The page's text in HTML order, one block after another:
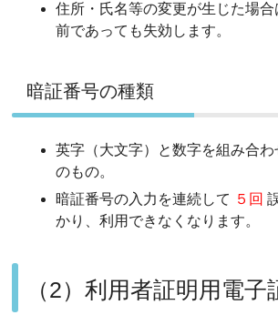
住所・氏名等の変更が生じた場
前であっても失効します。
暗証番号の種類
英字（大文字）と数字を組み合
のもの。
暗証番号の入力を連続して ５回
かり、利用できなくなります。
（2）利用者証明用電子